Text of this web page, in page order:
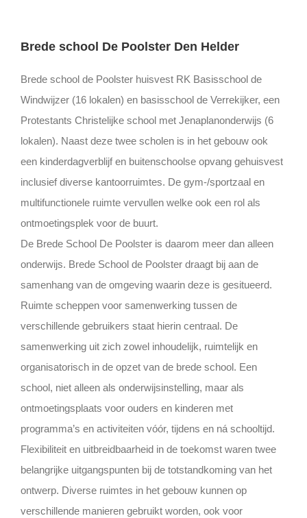
Brede school De Poolster Den Helder
Brede school de Poolster huisvest RK Basisschool de
Windwijzer (16 lokalen) en basisschool de Verrekijker, een
Protestants Christelijke school met Jenaplanonderwijs (6
lokalen). Naast deze twee scholen is in het gebouw ook
een kinderdagverblijf en buitenschoolse opvang gehuisvest
inclusief diverse kantoorruimtes. De gym-/sportzaal en
multifunctionele ruimte vervullen welke ook een rol als
ontmoetingsplek voor de buurt.
De Brede School De Poolster is daarom meer dan alleen
onderwijs. Brede School de Poolster draagt bij aan de
samenhang van de omgeving waarin deze is gesitueerd.
Ruimte scheppen voor samenwerking tussen de
verschillende gebruikers staat hierin centraal. De
samenwerking uit zich zowel inhoudelijk, ruimtelijk en
organisatorisch in de opzet van de brede school. Een
school, niet alleen als onderwijsinstelling, maar als
ontmoetingsplaats voor ouders en kinderen met
programma’s en activiteiten vóór, tijdens en ná schooltijd.
Flexibiliteit en uitbreidbaarheid in de toekomst waren twee
belangrijke uitgangspunten bij de totstandkoming van het
ontwerp. Diverse ruimtes in het gebouw kunnen op
verschillende manieren gebruikt worden, ook voor